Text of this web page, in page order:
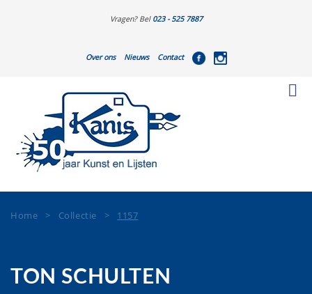
Vragen? Bel 023 - 525 7887
Over ons Nieuws Contact
Home > Collectie > 1157
TON SCHULTEN